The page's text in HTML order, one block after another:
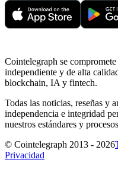
Cointelegraph se
independiente y de alta
blockchain, IA y fintech.
Todas las noticias, reseñas y
independencia e integridad
nuestros estándares y
© Cointelegraph 2013 - 2026
Privacidad